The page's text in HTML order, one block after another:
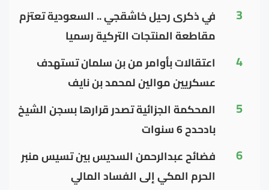
3
في ذكرى رحيل خاشقجي .. السعودية تعتزم
مقاطعة المنتجات التركية رسميا
4
اعتقالات بأوامر من بن سلمان تستهدف
عسكريين موالين لمحمد بن نايف
5
المحكمة الجزائية تصدر قرارها بسجن الشيخ
بادحدح 6 سنوات
6
فضائح عبدالرحمن السديس بين تسيس منبر
الحرم المكي إلى الفساد المالي